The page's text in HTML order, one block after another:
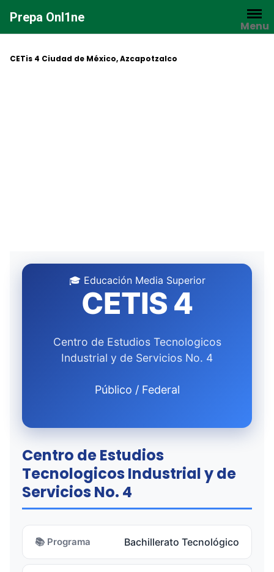
contenido
Prepa Onl1ne
Menu
CETis 4 Ciudad de México, Azcapotzalco
🎓 Educación Media Superior
CETIS 4
Centro de Estudios Tecnologicos
Industrial y de Servicios No. 4
Público / Federal
Centro de Estudios
Tecnologicos Industrial y de
Servicios No. 4
📚 Programa Bachillerato Tecnológico